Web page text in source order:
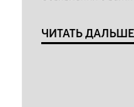
ЧИТАТЬ ДАЛЬШЕ